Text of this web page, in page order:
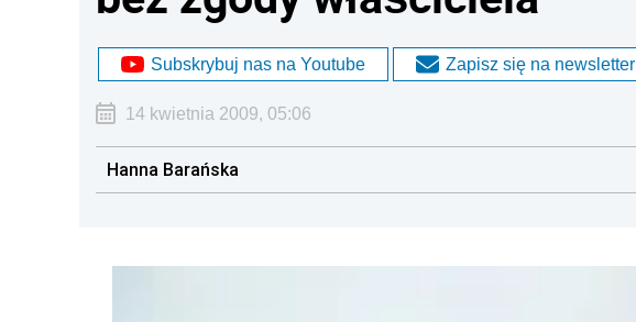
Subskrybuj nas na Youtube Zapisz się na newsletter
14 kwietnia 2009, 05:06
Hanna Barańska